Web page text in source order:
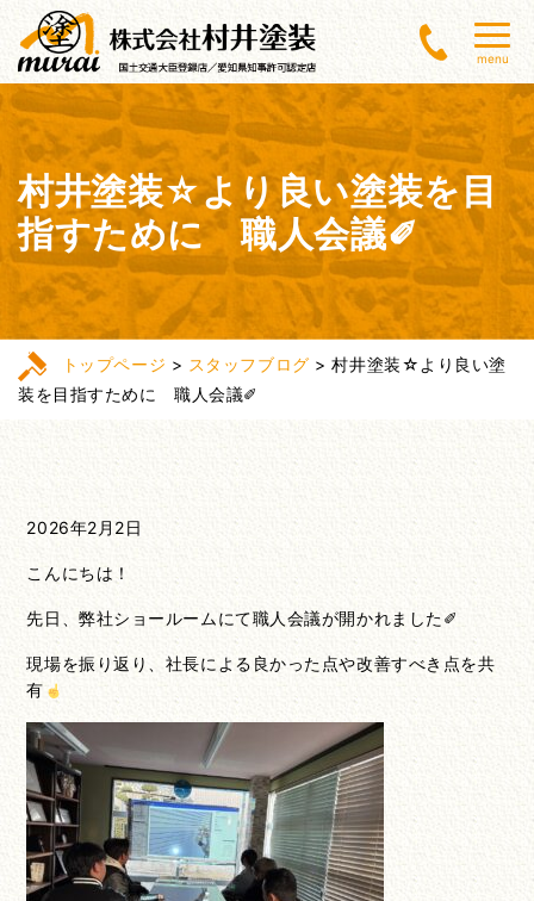
menu
村井塗装☆より良い塗装を目
指すために 職人会議✐
トップページ > スタッフブログ >村井塗装☆より良い塗
装を目指すために 職人会議✐
2026年2月2日
こんにちは！
先日、弊社ショールームにて職人会議が開かれました✐
現場を振り返り、社長による良かった点や改善すべき点を共
有